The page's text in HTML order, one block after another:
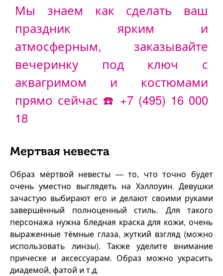
Мы знаем как сделать ваш
праздник ярким и
атмосферным, заказывайте
вечеринку под ключ с
аквагримом и костюмами
прямо сейчас ☎️ +7 (495) 16 000
18
Мертвая невеста
Образ мёртвой невесты — то, что точно будет
очень уместно выглядеть на Хэллоуин. Девушки
зачастую выбирают его и делают своими руками
завершённый полноценный стиль. Для такого
персонажа нужна бледная краска для кожи, очень
выраженные тёмные глаза, жуткий взгляд (можно
использовать линзы). Также уделите внимание
прическе и аксессуарам. Образ можно украсить
диадемой, фатой и т.д.